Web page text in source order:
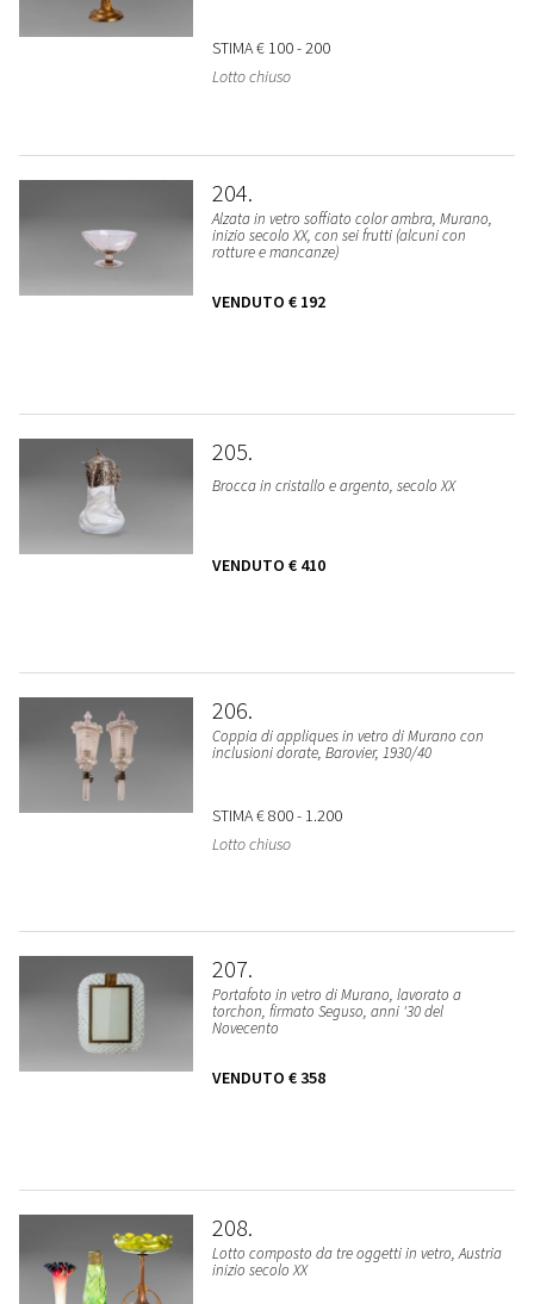
STIMA€ 100 - 200
Lotto chiuso
204
Alzata in vetro soffiato color ambra, Murano,
inizio secolo XX, con sei frutti (alcuni con
rotture e mancanze)
VENDUTO € 192
205
Brocca in cristallo e argento, secolo XX
VENDUTO € 410
206
Coppia di appliques in vetro di Murano con
inclusioni dorate, Barovier, 1930/40
STIMA€ 800 - 1.200
Lotto chiuso
207
Portafoto in vetro di Murano, lavorato a
torchon, firmato Seguso, anni '30 del
Novecento
VENDUTO € 358
208
Lotto composto da tre oggetti in vetro, Austria
inizio secolo XX